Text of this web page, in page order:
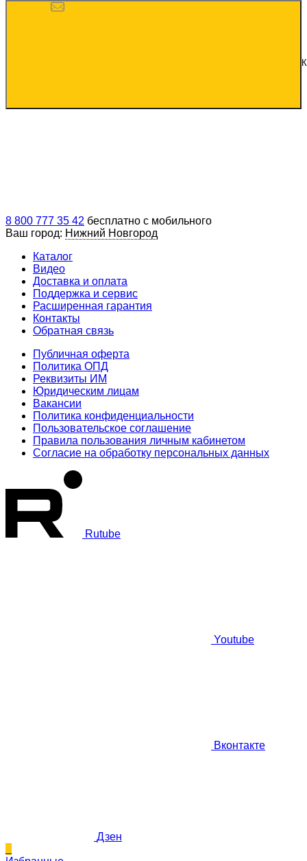
8 800 777 35 42 бесплатно с мобильного
Ваш город: Нижний Новгород
Каталог
Видео
Доставка и оплата
Поддержка и сервис
Расширенная гарантия
Контакты
Обратная связь
Публичная оферта
Политика ОПД
Реквизиты ИМ
Юридическим лицам
Вакансии
Политика конфиденциальности
Пользовательское соглашение
Правила пользования личным кабинетом
Согласие на обработку персональных данных
Rutube
Youtube
Вконтакте
Дзен